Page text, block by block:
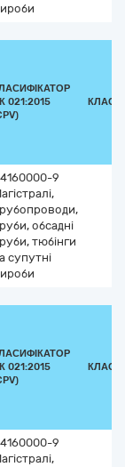
021:2015
9
обсадні
тюбінги
супутні
021:2015
9